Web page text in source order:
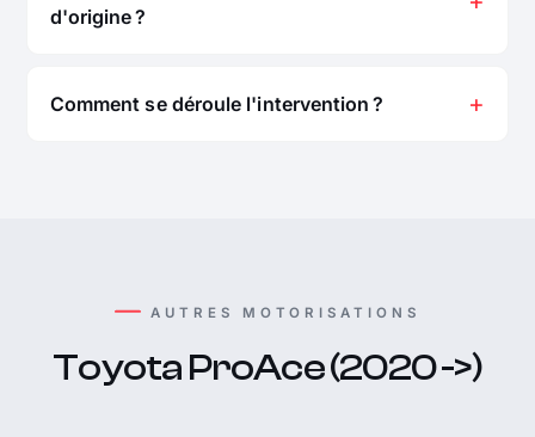
d'origine ?
Comment se déroule l'intervention ?
AUTRES MOTORISATIONS
Toyota ProAce (2020 ->)